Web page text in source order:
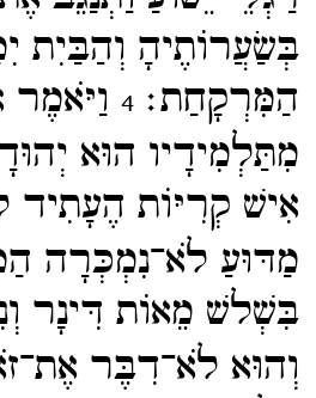
בְּשַׂעֲרוֹתֶיהָ וְהַבַּיִת
הַמִּרְקָחַת׃4
מִתַּלְמִידָיו הוּא
אִישׁ קְרִיּוֹת הֶעָתִיד
מַדּוּעַ לֹא־​נִמְכְּרָה
בִּשְׁלשׁ מֵאוֹת דִּינָר
וְהוּא לֹא־​דִבֶּר